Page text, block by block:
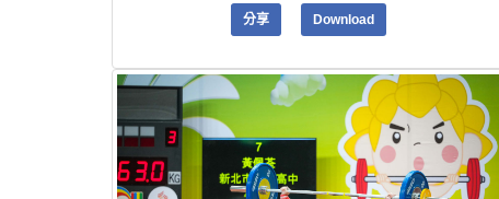
分享 Download